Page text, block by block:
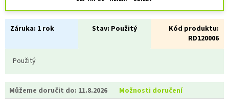
Záruka: 1 rok Stav: Použitý
Kód produktu:
RD120006
Použitý
Můžeme doručit do: 11.8.2026 Možnosti doručení